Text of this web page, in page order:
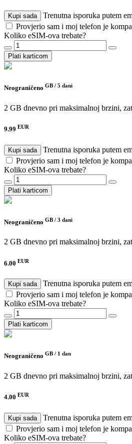
Kupi sada
Trenutna isporuka putem
Provjerio sam i moj telefon je
Koliko eSIM-ova trebate?
Plati karticom
Neograničeno GB / 5 dani
2 GB dnevno pri maksimalnoj brzini,
9.99 EUR
Kupi sada
Trenutna isporuka putem
Provjerio sam i moj telefon je
Koliko eSIM-ova trebate?
Plati karticom
Neograničeno GB / 3 dani
2 GB dnevno pri maksimalnoj brzini,
6.00 EUR
Kupi sada
Trenutna isporuka putem
Provjerio sam i moj telefon je
Koliko eSIM-ova trebate?
Plati karticom
Neograničeno GB / 1 dan
2 GB dnevno pri maksimalnoj brzini,
4.00 EUR
Kupi sada
Trenutna isporuka putem
Provjerio sam i moj telefon je
Koliko eSIM-ova trebate?